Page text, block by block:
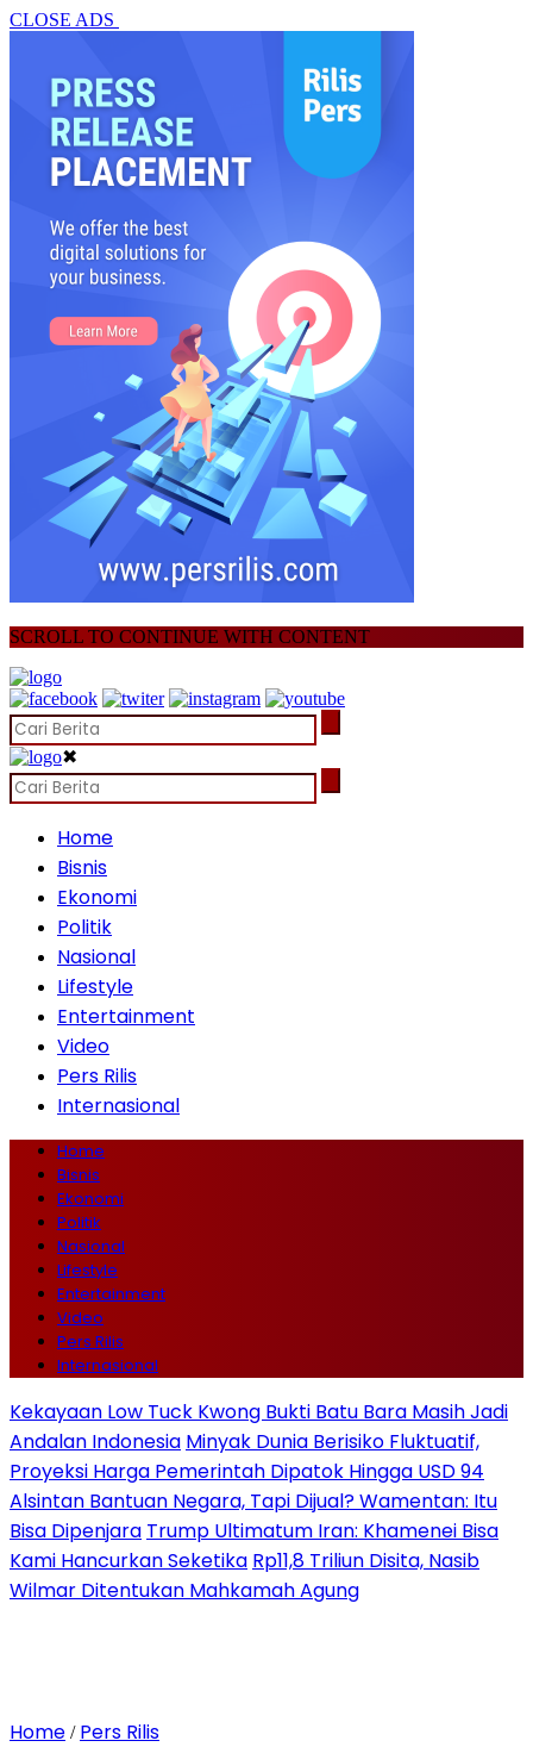
CLOSE ADS
SCROLL TO CONTINUE WITH CONTENT
✖
Home
Bisnis
Ekonomi
Politik
Nasional
Lifestyle
Entertainment
Video
Pers Rilis
Internasional
Home
Bisnis
Ekonomi
Politik
Nasional
Lifestyle
Entertainment
Video
Pers Rilis
Internasional
Kekayaan Low Tuck Kwong Bukti Batu Bara Masih Jadi
Andalan Indonesia Minyak Dunia Berisiko Fluktuatif,
Proyeksi Harga Pemerintah Dipatok Hingga USD 94
Alsintan Bantuan Negara, Tapi Dijual? Wamentan: Itu
Bisa Dipenjara Trump Ultimatum Iran: Khamenei Bisa
Kami Hancurkan Seketika Rp11,8 Triliun Disita, Nasib
Wilmar Ditentukan Mahkamah Agung
Home / Pers Rilis